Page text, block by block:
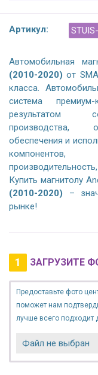
Артикул:
Автомобильная
(2010-2020) от
класса.
система
результатом
производства,
обеспечения и
компонентов,
Купить магнитолу
(2010-2020) –
рынке!
1 ЗАГРУЗИТЕ
Предоставьте фото
поможет нам
лучше всего подходит
Файл не выбран